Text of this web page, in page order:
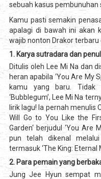
sebuah kasus pembunuhan
Kamu pasti semakin
apalagi di bawah ini akan
wajib nonton Drakor terbaru
1. Karya sutradara dan
Ditulis oleh Lee Mi Na dan
heran apabila ‘You Are My
kamu yang baru. Tidak
‘Bubblegum’, Lee Mi Na
lirik lagu! Ia pernah menulis
Will Go to You Like the
Garden‘ berjudul ‘You Are
pun telah dikenal
termasuk ‘The King: Eternal
2. Para pemain yang
Jung Jee Hyun sempat